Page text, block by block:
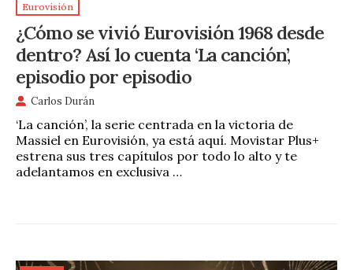
Eurovisión
¿Cómo se vivió Eurovisión 1968 desde
dentro? Así lo cuenta ‘La canción’,
episodio por episodio
Carlos Durán
‘La canción’, la serie centrada en la victoria de
Massiel en Eurovisión, ya está aquí. Movistar Plus+
estrena sus tres capítulos por todo lo alto y te
adelantamos en exclusiva …